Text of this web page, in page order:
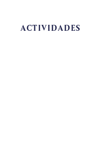
ACTIVIDADES